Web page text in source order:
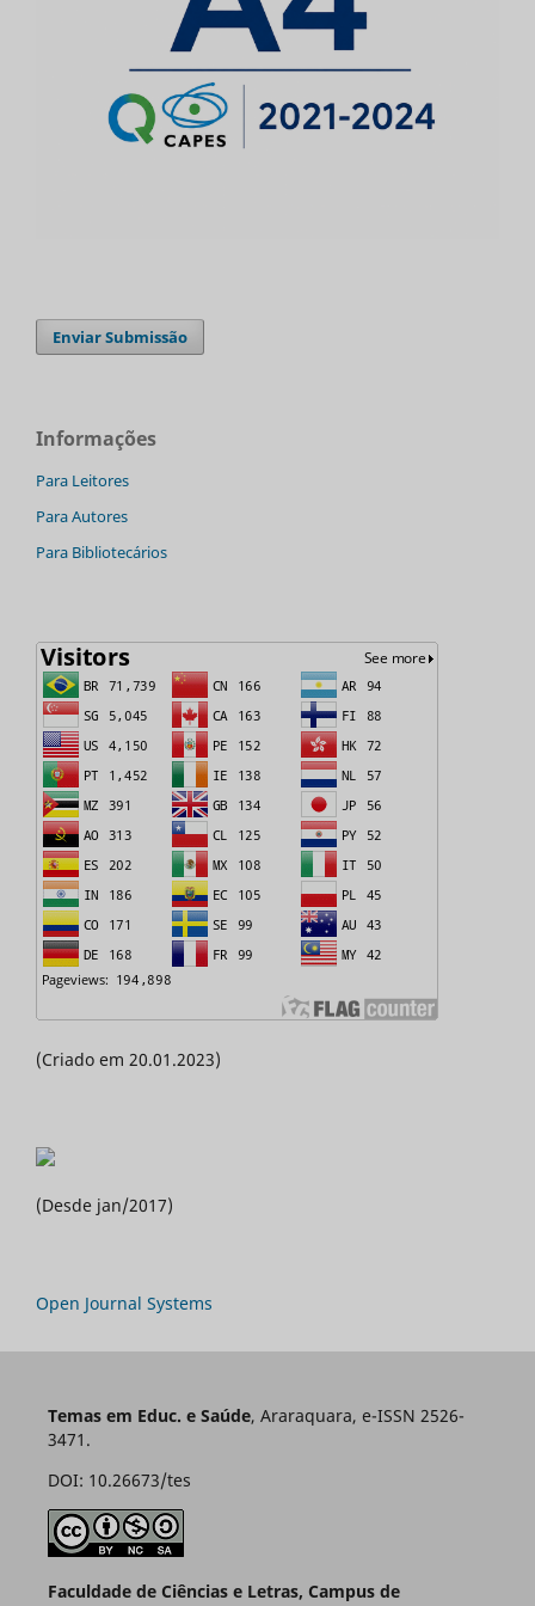
Enviar Submissão
Informações
Para Leitores
Para Autores
Para Bibliotecários
(Criado em 20.01.2023)
(Desde jan/2017)
Open Journal Systems
Temas em Educ. e Saúde, Araraquara, e-ISSN 2526-
3471.
DOI: 10.26673/tes
Faculdade de Ciências e Letras, Campus de